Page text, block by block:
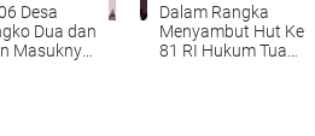
Desa
Dua dan
Masuknya
Dalam Rangka
Menyambut Hut Ke
81 RI Hukum Tua